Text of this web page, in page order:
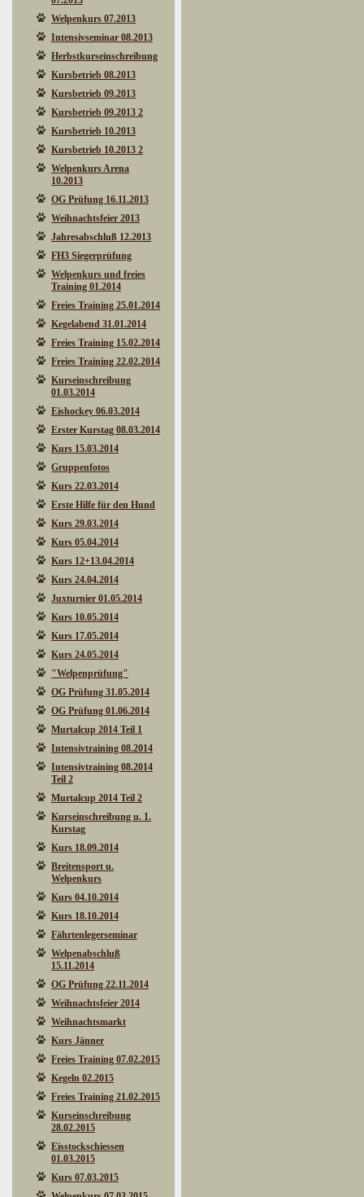
Welpenkurs 07.2013
Intensivseminar 08.2013
Herbstkurseinschreibung
Kursbetrieb 08.2013
Kursbetrieb 09.2013
Kursbetrieb 09.2013 2
Kursbetrieb 10.2013
Kursbetrieb 10.2013 2
Welpenkurs Arena
10.2013
OG Prüfung 16.11.2013
Weihnachtsfeier 2013
Jahresabschluß 12.2013
FH3 Siegerprüfung
Welpenkurs und freies
Training 01.2014
Freies Training 25.01.2014
Kegelabend 31.01.2014
Freies Training 15.02.2014
Freies Training 22.02.2014
Kurseinschreibung
01.03.2014
Eishockey 06.03.2014
Erster Kurstag 08.03.2014
Kurs 15.03.2014
Gruppenfotos
Kurs 22.03.2014
Erste Hilfe für den Hund
Kurs 29.03.2014
Kurs 05.04.2014
Kurs 12+13.04.2014
Kurs 24.04.2014
Juxturnier 01.05.2014
Kurs 10.05.2014
Kurs 17.05.2014
Kurs 24.05.2014
"Welpenprüfung"
OG Prüfung 31.05.2014
OG Prüfung 01.06.2014
Murtalcup 2014 Teil 1
Intensivtraining 08.2014
Intensivtraining 08.2014
Teil 2
Murtalcup 2014 Teil 2
Kurseinschreibung u. 1.
Kurstag
Kurs 18.09.2014
Breitensport u.
Welpenkurs
Kurs 04.10.2014
Kurs 18.10.2014
Fährtenlegerseminar
Welpenabschluß
15.11.2014
OG Prüfung 22.11.2014
Weihnachtsfeier 2014
Weihnachtsmarkt
Kurs Jänner
Freies Training 07.02.2015
Kegeln 02.2015
Freies Training 21.02.2015
Kurseinschreibung
28.02.2015
Eisstockschiessen
01.03.2015
Kurs 07.03.2015